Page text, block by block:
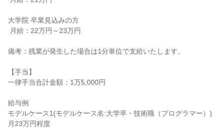
大学院 卒業見込みの方
備考：残業が発生した場合は1分単位で支給いたします。
【手当】
一律手当合計金額：1万5,000円
給与例
モデルケース1(モデルケース名:大学卒・技術職（プログラマー）)
月23万円程度